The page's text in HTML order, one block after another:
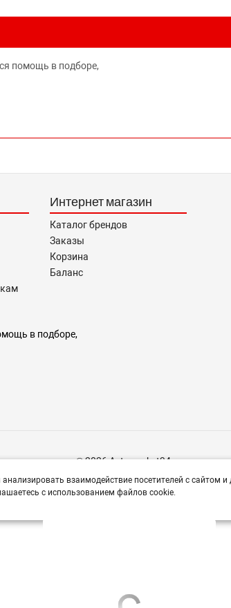
помощь в подборе,
Интернет магазин
Каталог брендов
Заказы
Корзина
Баланс
в подборе,
© 2026 Avtomarket34.ru
взаимодействие посетителей с сайтом и
с использованием файлов cookie.